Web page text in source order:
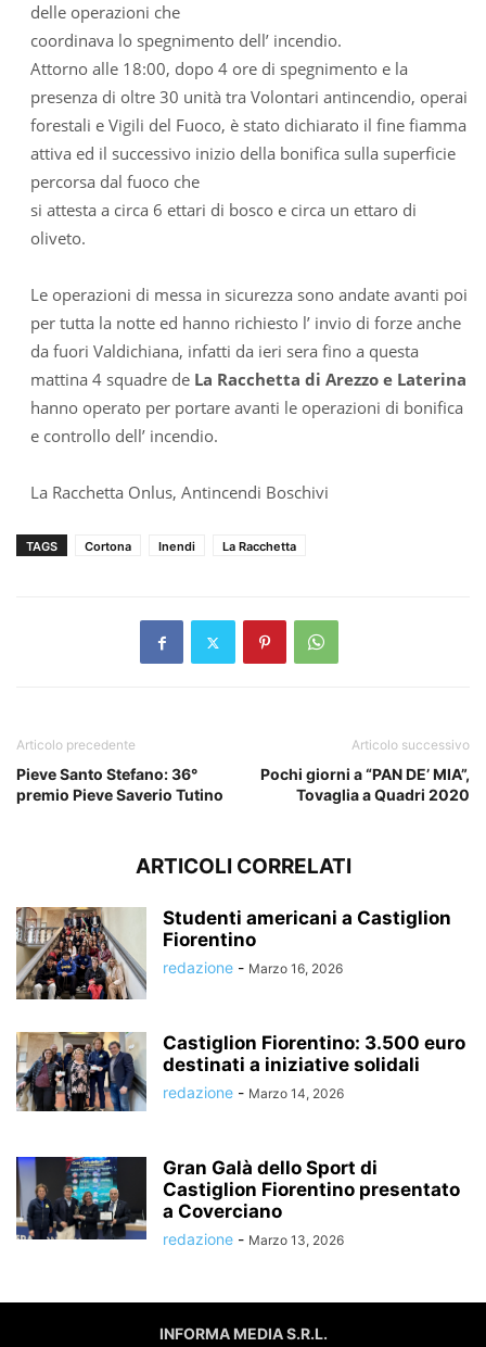
delle operazioni che
coordinava lo spegnimento dell’ incendio.
Attorno alle 18:00, dopo 4 ore di spegnimento e la
presenza di oltre 30 unità tra Volontari antincendio, operai
forestali e Vigili del Fuoco, è stato dichiarato il fine fiamma
attiva ed il successivo inizio della bonifica sulla superficie
percorsa dal fuoco che
si attesta a circa 6 ettari di bosco e circa un ettaro di
oliveto.
Le operazioni di messa in sicurezza sono andate avanti poi
per tutta la notte ed hanno richiesto l’ invio di forze anche
da fuori Valdichiana, infatti da ieri sera fino a questa
mattina 4 squadre de La Racchetta di Arezzo e Laterina
hanno operato per portare avanti le operazioni di bonifica
e controllo dell’ incendio.
La Racchetta Onlus, Antincendi Boschivi
TAGS Cortona Inendi La Racchetta
Articolo precedente
Pieve Santo Stefano: 36°
premio Pieve Saverio Tutino
Articolo successivo
Pochi giorni a “PAN DE’ MIA”,
Tovaglia a Quadri 2020
ARTICOLI CORRELATI
Studenti americani a Castiglion
Fiorentino
redazione - Marzo 16, 2026
Castiglion Fiorentino: 3.500 euro
destinati a iniziative solidali
redazione - Marzo 14, 2026
Gran Galà dello Sport di
Castiglion Fiorentino presentato
a Coverciano
redazione - Marzo 13, 2026
INFORMA MEDIA S.R.L.